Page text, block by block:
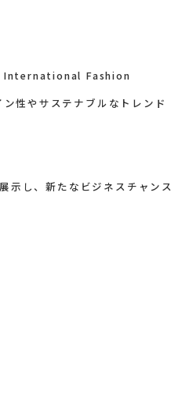
International Fashion
性やサステナブルなトレンド
し、新たなビジネスチャンス